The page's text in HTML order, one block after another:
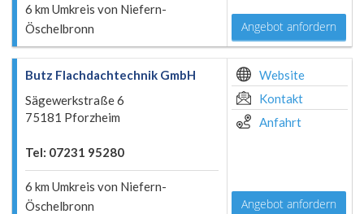
6 km Umkreis von Niefern-
Öschelbronn
Angebot anfordern
Butz Flachdachtechnik GmbH
Sägewerkstraße 6
75181 Pforzheim
Tel: 07231 95280
6 km Umkreis von Niefern-
Öschelbronn
Website
Kontakt
Anfahrt
Angebot anfordern